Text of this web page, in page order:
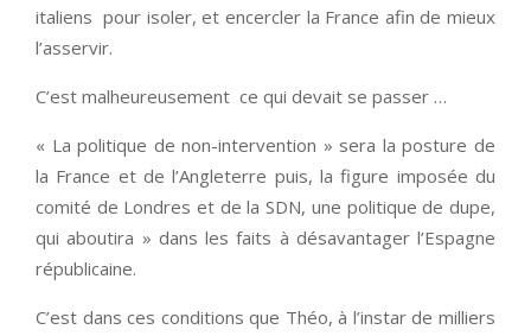
italiens pour isoler, et encercler la France afin de mieux
l’asservir.
C’est malheureusement ce qui devait se passer …
« La politique de non-intervention » sera la posture de
la France et de l’Angleterre puis, la figure imposée du
comité de Londres et de la SDN, une politique de dupe,
qui aboutira » dans les faits à désavantager l’Espagne
républicaine.
C’est dans ces conditions que Théo, à l’instar de milliers